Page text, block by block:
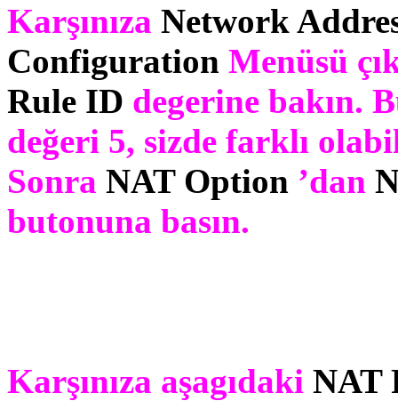
Karşınıza Network
Configuration Menüsü
Rule ID degerine bakın.
değeri 5, sizde farklı
Sonra NAT Option ’dan
butonuna basın.
Karşınıza aşagıdaki NAT